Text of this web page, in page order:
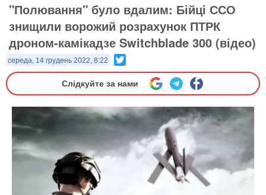
"Полювання" було вдалим: Бійці ССО
знищили ворожий розрахунок ПТРК
дроном-камікадзе Switchblade 300 (відео)
середа, 14 грудень 2022, 8:22
Слідкуйте за нами